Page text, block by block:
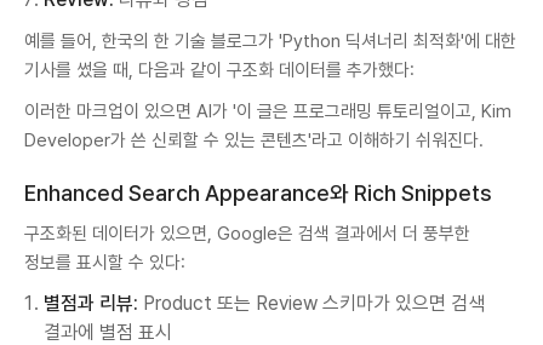
예를 들어, 한국의 한 기술 블로그가 'Python 딕셔너리 최적화'에 대한
기사를 썼을 때, 다음과 같이 구조화 데이터를 추가했다:
이러한 마크업이 있으면 AI가 '이 글은 프로그래밍 튜토리얼이고, Kim
Developer가 쓴 신뢰할 수 있는 콘텐츠'라고 이해하기 쉬워진다.
Enhanced Search Appearance와 Rich Snippets
구조화된 데이터가 있으면, Google은 검색 결과에서 더 풍부한
정보를 표시할 수 있다:
별점과 리뷰: Product 또는 Review 스키마가 있으면 검색
결과에 별점 표시